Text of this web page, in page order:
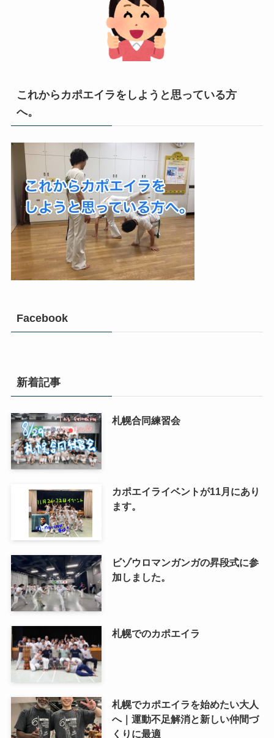
これからカポエイラをしようと思っている方
へ。
Facebook
新着記事
札幌合同練習会
カポエイライベントが11月にあり
ます。
ビゾウロマンガンガの昇段式に参
加しました。
札幌でのカポエイラ
札幌でカポエイラを始めたい大人
へ｜運動不足解消と新しい仲間づ
くりに最適